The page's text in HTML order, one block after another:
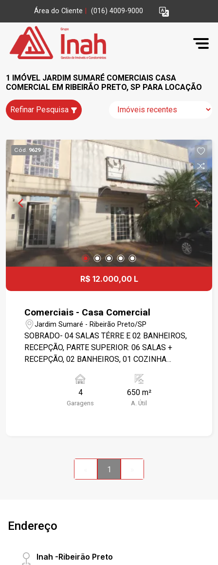
Área do Cliente (016) 4009-9000
1 IMÓVEL JARDIM SUMARÉ COMERCIAIS CASA
COMERCIAL EM RIBEIRÃO PRETO, SP PARA LOCAÇÃO
Refinar Pesquisa
Cód. 9629
R$ 12.000,00 L
Comerciais - Casa Comercial
Jardim Sumaré - Ribeirão Preto/SP
SOBRADO- 04 SALAS TÉRRE E 02 BANHEIROS,
RECEPÇÃO, PARTE SUPERIOR: 06 SALAS +
RECEPÇÃO, 02 BANHEIROS, 01 COZINHA
JULHO/ CONDE AFONSO CELSO. IMÓVEL EM
REFORMA/ OU À REFORMAR, COM CARÊNCIA.
4
Garagens
650 m²
A. Útil
1
Endereço
Inah -Ribeirão Preto